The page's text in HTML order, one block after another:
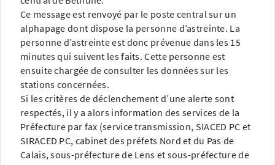
Ce message est renvoyé par le poste central sur un
alphapage dont dispose la personne d’astreinte. La
personne d’astreinte est donc prévenue dans les 15
minutes qui suivent les faits. Cette personne est
ensuite chargée de consulter les données sur les
stations concernées.
Si les critères de déclenchement d’une alerte sont
respectés, il y a alors information des services de la
Préfecture par fax (service transmission, SIACED PC et
SIRACED PC, cabinet des préfets Nord et du Pas de
Calais, sous-préfecture de Lens et sous-préfecture de